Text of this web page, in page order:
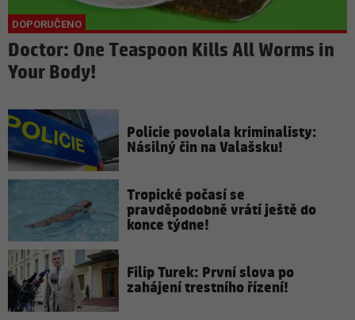
Doctor: One Teaspoon Kills All Worms in
Your Body!
Policie povolala kriminalisty:
Násilný čin na Valašsku!
Tropické počasí se
pravděpodobně vrátí ještě do
konce týdne!
Filip Turek: První slova po
zahájení trestního řízení!